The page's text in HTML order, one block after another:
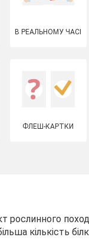
В РЕАЛЬНОМУ ЧАСІ
ФЛЕШ-КАРТКИ
рослинного
кількість